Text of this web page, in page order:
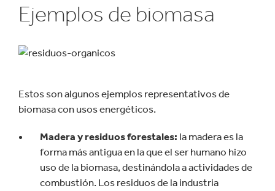
Ejemplos de biomasa
Estos son algunos ejemplos representativos de
biomasa con usos energéticos.
Madera y residuos forestales: la madera es la
forma más antigua en la que el ser humano hizo
uso de la biomasa, destinándola a actividades de
combustión. Los residuos de la industria